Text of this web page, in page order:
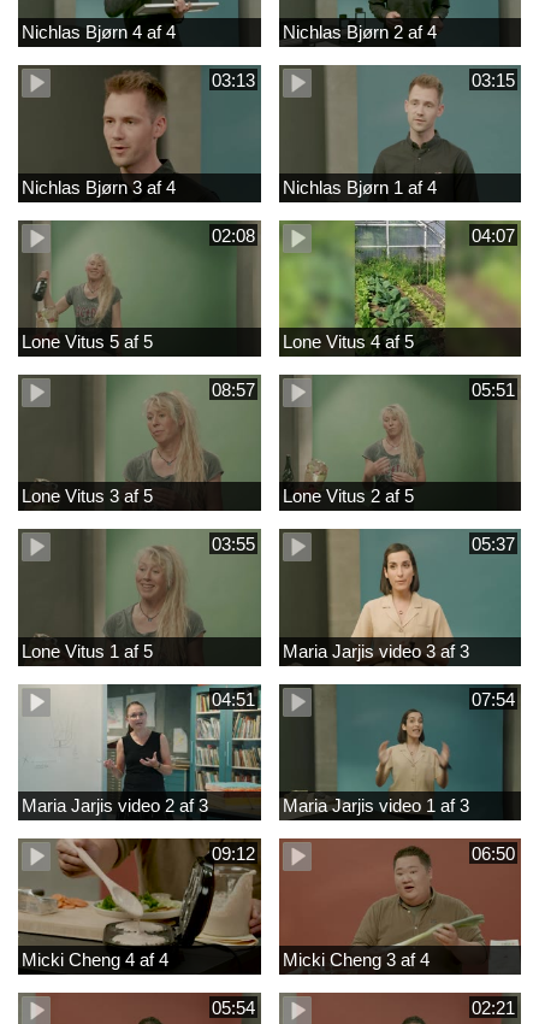
Nichlas Bjørn 4 af 4 Nichlas Bjørn 2 af 4
03:13
Nichlas Bjørn 3 af 4
03:15
Nichlas Bjørn 1 af 4
02:08
Lone Vitus 5 af 5
04:07
Lone Vitus 4 af 5
08:57
Lone Vitus 3 af 5
05:51
Lone Vitus 2 af 5
03:55
Lone Vitus 1 af 5
05:37
Maria Jarjis video 3 af 3
04:51
Maria Jarjis video 2 af 3
07:54
Maria Jarjis video 1 af 3
09:12
Micki Cheng 4 af 4
06:50
Micki Cheng 3 af 4
05:54 02:21